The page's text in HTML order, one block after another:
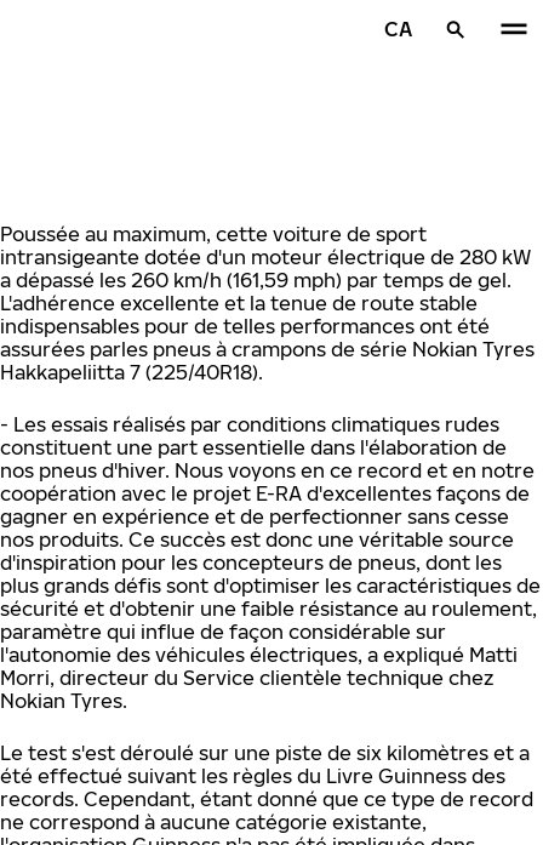
CA
Poussée au maximum, cette voiture de sport
intransigeante dotée d'un moteur électrique de 280 kW
a dépassé les 260 km/h (161,59 mph) par temps de gel.
L'adhérence excellente et la tenue de route stable
indispensables pour de telles performances ont été
assurées parles pneus à crampons de série Nokian Tyres
Hakkapeliitta 7 (225/40R18).
- Les essais réalisés par conditions climatiques rudes
constituent une part essentielle dans l'élaboration de
nos pneus d'hiver. Nous voyons en ce record et en notre
coopération avec le projet E-RA d'excellentes façons de
gagner en expérience et de perfectionner sans cesse
nos produits. Ce succès est donc une véritable source
d'inspiration pour les concepteurs de pneus, dont les
plus grands défis sont d'optimiser les caractéristiques de
sécurité et d'obtenir une faible résistance au roulement,
paramètre qui influe de façon considérable sur
l'autonomie des véhicules électriques, a expliqué Matti
Morri, directeur du Service clientèle technique chez
Nokian Tyres.
Le test s'est déroulé sur une piste de six kilomètres et a
été effectué suivant les règles du Livre Guinness des
records. Cependant, étant donné que ce type de record
ne correspond à aucune catégorie existante,